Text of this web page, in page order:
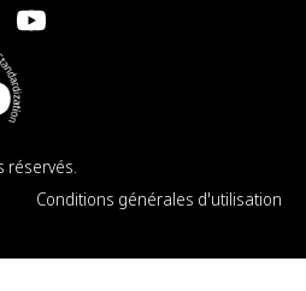
réservés.
Conditions générales d'utilisation